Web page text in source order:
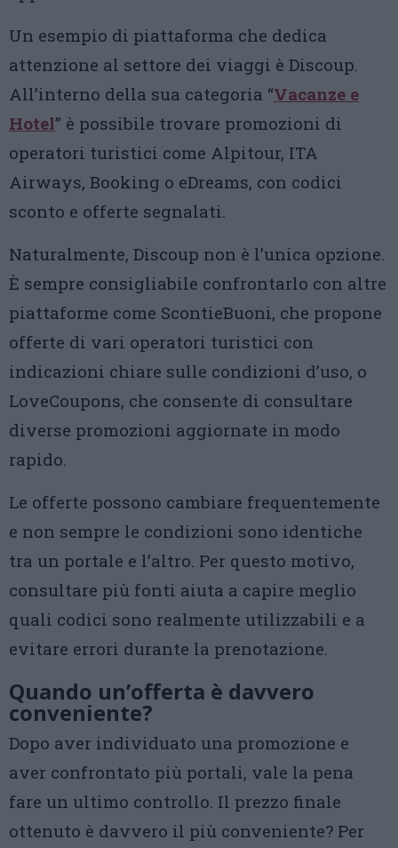
Un esempio di piattaforma che dedica
attenzione al settore dei viaggi è Discoup.
All’interno della sua categoria “Vacanze e
Hotel” è possibile trovare promozioni di
operatori turistici come Alpitour, ITA
Airways, Booking o eDreams, con codici
sconto e offerte segnalati.
Naturalmente, Discoup non è l’unica opzione.
È sempre consigliabile confrontarlo con altre
piattaforme come ScontieBuoni, che propone
offerte di vari operatori turistici con
indicazioni chiare sulle condizioni d’uso, o
LoveCoupons, che consente di consultare
diverse promozioni aggiornate in modo
rapido.
Le offerte possono cambiare frequentemente
e non sempre le condizioni sono identiche
tra un portale e l’altro. Per questo motivo,
consultare più fonti aiuta a capire meglio
quali codici sono realmente utilizzabili e a
evitare errori durante la prenotazione.
Quando un’offerta è davvero
conveniente?
Dopo aver individuato una promozione e
aver confrontato più portali, vale la pena
fare un ultimo controllo. Il prezzo finale
ottenuto è davvero il più conveniente? Per